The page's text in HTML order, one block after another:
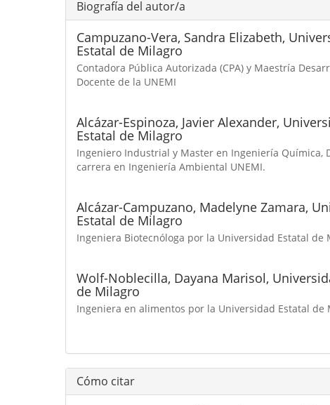
Biografía del autor/a
Campuzano-Vera, Sandra Elizabeth,
Estatal de Milagro
Contadora Pública Autorizada (CPA) y Maestría
Docente de la UNEMI
Alcázar-Espinoza, Javier Alexander,
Estatal de Milagro
Ingeniero Industrial y Master en Ingeniería Química,
carrera en Ingeniería Ambiental UNEMI.
Alcázar-Campuzano, Madelyne Zamara,
Estatal de Milagro
Ingeniera Biotecnóloga por la Universidad Estatal de
Wolf-Noblecilla, Dayana Marisol,
de Milagro
Ingeniera en alimentos por la Universidad Estatal de
Cómo citar